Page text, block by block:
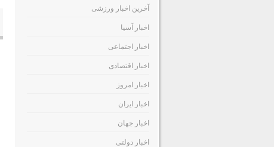
آخرین اخبار ورزشی
اخبار آسیا
اخبار اجتماعی
اخبار اقتصادی
اخبار امروز
اخبار ایران
اخبار جهان
اخبار دولتی